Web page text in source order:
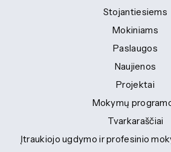
Stojantiesiems
Mokiniams
Paslaugos
Naujienos
Projektai
Mokymų
Tvarkaraščiai
Įtraukiojo ugdymo ir profesinio